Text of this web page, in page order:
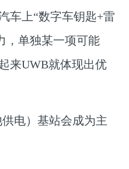
车上“数字车钥匙+雷
， 单独某一项可能
来UWB就体现出优
电）基站会成为主